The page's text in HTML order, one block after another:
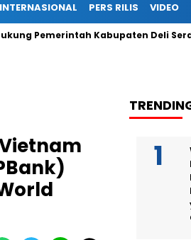
INTERNASIONAL PERS RILIS VIDEO
Kabupaten Deli Serdang